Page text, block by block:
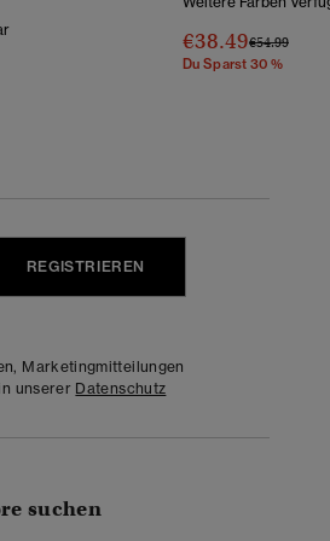
Von
€38.49Preis Wurde
€54.99Bis
Du Sparst 30 %
REGISTRIEREN
Marketingmitteilungen
unserer Datenschutz
suchen